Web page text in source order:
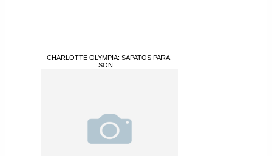
CHARLOTTE OLYMPIA: SAPATOS PARA
SON...